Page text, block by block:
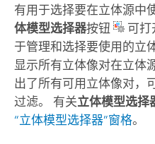
有用于选择要在立体源中
体模型选择器按钮 可打
于管理和选择要使用的立
显示所有立体像对在立体
出了所有可用立体像对，
过滤。 有关立体模型选择
“立体模型选择器”窗格。